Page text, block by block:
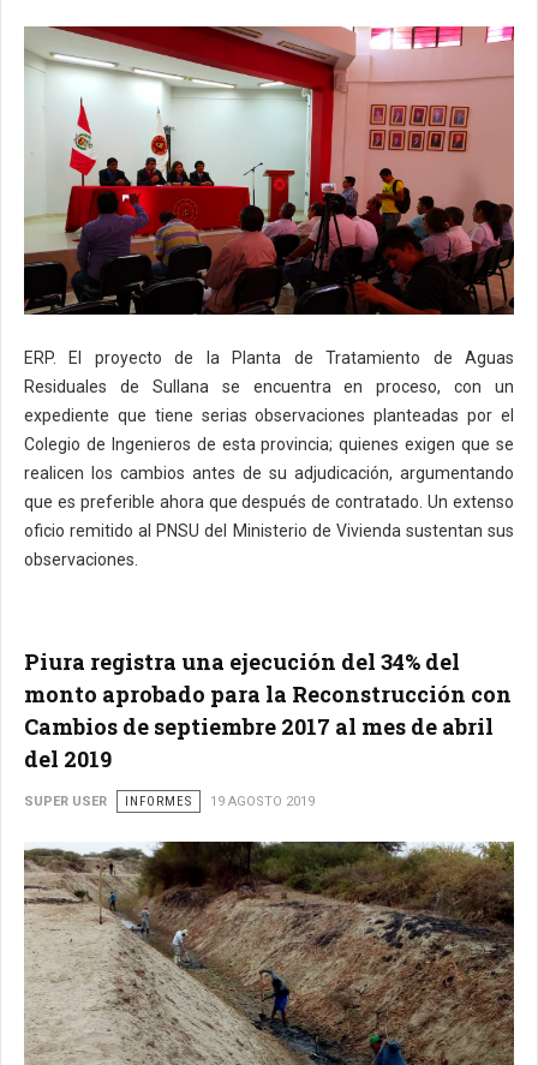
ERP. El proyecto de la Planta de Tratamiento de Aguas
Residuales de Sullana se encuentra en proceso, con un
expediente que tiene serias observaciones planteadas por el
Colegio de Ingenieros de esta provincia; quienes exigen que se
realicen los cambios antes de su adjudicación, argumentando
que es preferible ahora que después de contratado. Un extenso
oficio remitido al PNSU del Ministerio de Vivienda sustentan sus
observaciones.
Piura registra una ejecución del 34% del
monto aprobado para la Reconstrucción con
Cambios de septiembre 2017 al mes de abril
del 2019
SUPER USER INFORMES 19 AGOSTO 2019